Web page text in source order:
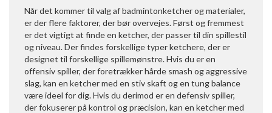
Når det kommer til valg af badmintonketcher og materialer,
er der flere faktorer, der bør overvejes. Først og fremmest
er det vigtigt at finde en ketcher, der passer til din spillestil
og niveau. Der findes forskellige typer ketchere, der er
designet til forskellige spillemønstre. Hvis du er en
offensiv spiller, der foretrækker hårde smash og aggressive
slag, kan en ketcher med en stiv skaft og en tung balance
være ideel for dig. Hvis du derimod er en defensiv spiller,
der fokuserer på kontrol og præcision, kan en ketcher med